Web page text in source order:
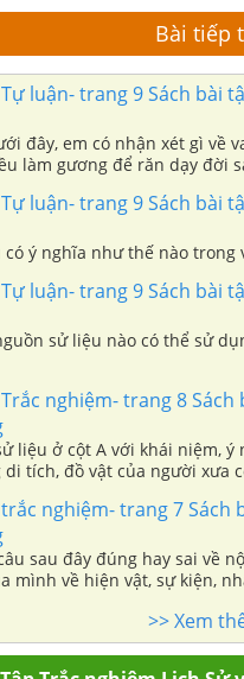
Bài tiếp
luận- trang 9 Sách bài
đây, em có nhận xét gì về
làm gương để răn dạy đời
luận- trang 9 Sách bài
có ý nghĩa như thế nào trong
luận- trang 9 Sách bài
sử liệu nào có thể sử
nghiệm- trang 8
ở cột A với khái niệm, ý
nghiệm- trang 7
đúng hay sai về nội dung lịch sử. A. Các
mình về hiện vật, sự kiện,
>> Xem